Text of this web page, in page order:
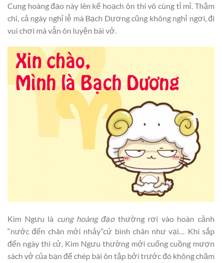
Cung hoàng đạo này lên kế hoạch ôn thi vô cùng tỉ mỉ. Thậm
chí, cả ngày nghỉ lễ mà Bạch Dương cũng không nghỉ ngơi, đi
vui chơi mà vẫn ôn luyện bài vở.
Kim Ngưu là cung hoàng đạothường rơi vào hoàn cảnh
“nước đến chân mới nhảy”cứ bình chân như vại… Khi sắp
đến ngày thi cử, Kim Ngưu thường mới cuống cuồng mượn
sách vở của bạn để chép bài ôn tập bởi trước đó không chăm